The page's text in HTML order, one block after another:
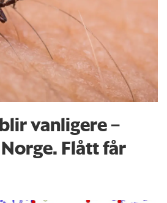
vanligere –
Flått får